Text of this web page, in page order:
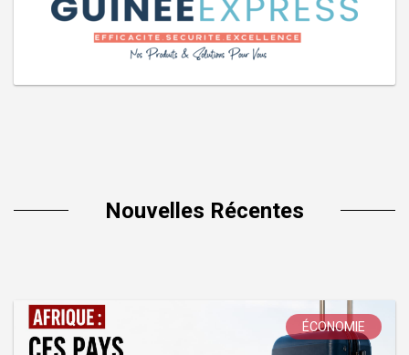
Nouvelles Récentes
ÉCONOMIE